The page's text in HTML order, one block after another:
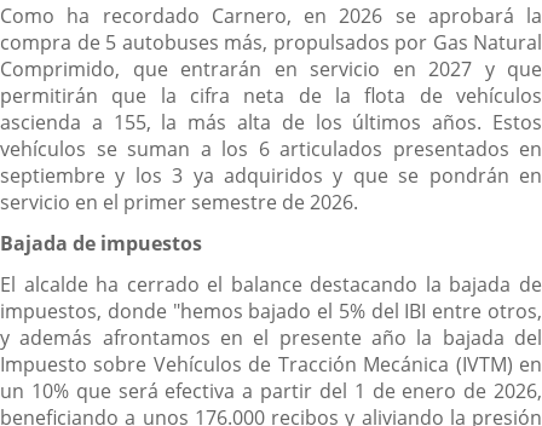
Como ha recordado Carnero, en 2026 se aprobará la
compra de 5 autobuses más, propulsados por Gas Natural
Comprimido, que entrarán en servicio en 2027 y que
permitirán que la cifra neta de la flota de vehículos
ascienda a 155, la más alta de los últimos años. Estos
vehículos se suman a los 6 articulados presentados en
septiembre y los 3 ya adquiridos y que se pondrán en
servicio en el primer semestre de 2026.
Bajada de impuestos
El alcalde ha cerrado el balance destacando la bajada de
impuestos, donde "hemos bajado el 5% del IBI entre otros,
y además afrontamos en el presente año la bajada del
Impuesto sobre Vehículos de Tracción Mecánica (IVTM) en
un 10% que será efectiva a partir del 1 de enero de 2026,
beneficiando a unos 176.000 recibos y aliviando la presión